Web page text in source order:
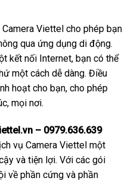
Viettel cho phép bạn
qua ứng dụng di động.
kết nối Internet, bạn có thể
một cách dễ dàng. Điều
hoạt cho bạn, cho phép
mọi nơi.
– 0979.636.639
vụ Camera Viettel một
và tiện lợi. Với các gói
về phần cứng và phần